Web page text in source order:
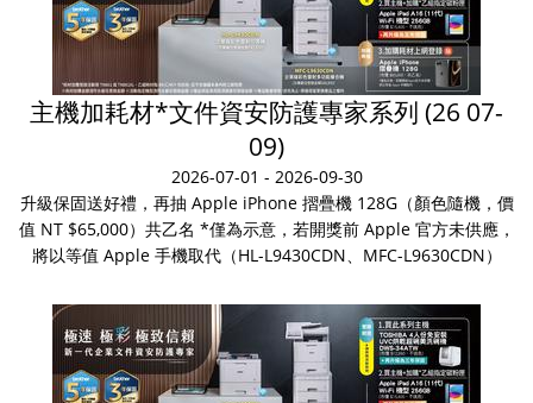
主機加耗材*文件資安防護專家系列 (26 07-
09)
2026-07-01 - 2026-09-30
升級保固送好禮，再抽 Apple iPhone 摺疊機 128G（顏色隨機，價
值 NT $65,000）共乙名 *僅為示意，若開獎前 Apple 官方未供應，
將以等值 Apple 手機取代（HL-L9430CDN、MFC-L9630CDN）